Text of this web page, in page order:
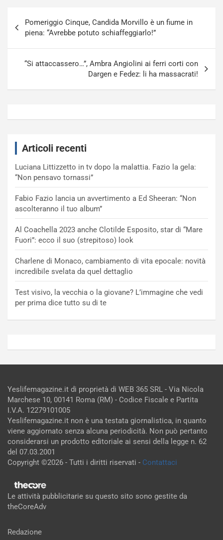
articoli
Pomeriggio Cinque, Candida Morvillo è un fiume in
piena: “Avrebbe potuto schiaffeggiarlo!”
“Si attaccassero…”, Ambra Angiolini ai ferri corti con
Dargen e Fedez: li ha massacrati!
Articoli recenti
Luciana Littizzetto in tv dopo la malattia. Fazio la gela:
“Non pensavo tornassi”
Fabio Fazio lancia un avvertimento a Ed Sheeran: “Non
ascolteranno il tuo album”
Al Coachella 2023 anche Clotilde Esposito, star di “Mare
Fuori”: ecco il suo (strepitoso) look
Charlene di Monaco, cambiamento di vita epocale: novità
incredibile svelata da quel dettaglio
Test visivo, la vecchia o la giovane? L’immagine che vedi
per prima dice tutto su di te
Yeslifemagazine.it di proprietà di WEB 365 SRL - Via Nicola
Marchese 10, 00141 Roma (RM) - Codice Fiscale e Partita
I.V.A. 12279101005
Yeslifemagazine.it non è una testata giornalistica, in quanto
viene aggiornato senza alcuna periodicità. Non può pertanto
considerarsi un prodotto editoriale ai sensi della legge n. 62
del 07.03.2001
Copyright ©2026 - Tutti i diritti riservati - Contattaci
Le attività pubblicitarie su questo sito sono gestite da
theCoreAdv
Redazione